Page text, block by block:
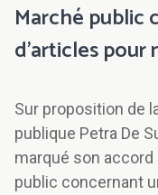
Marché public
d’articles
Sur proposition de
publique Petra De
marqué son accord
public concernant